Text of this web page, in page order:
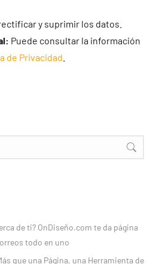
y suprimir los datos.
Puede consultar la información
de Privacidad
de ti? OnDiseño.com te da página
todo en uno
que una Página, una Herramienta de